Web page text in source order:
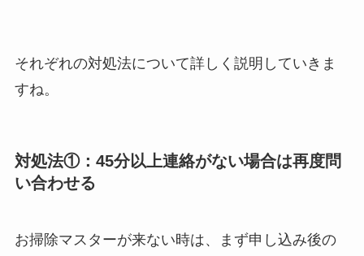
それぞれの対処法について詳しく説明していきま
すね。
対処法①：45分以上連絡がない場合は再度問
い合わせる
お掃除マスターが来ない時は、まず申し込み後の